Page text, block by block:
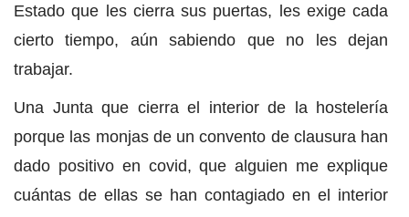
Estado que les cierra sus puertas, les exige cada
cierto tiempo, aún sabiendo que no les dejan
trabajar.
Una Junta que cierra el interior de la hostelería
porque las monjas de un convento de clausura han
dado positivo en covid, que alguien me explique
cuántas de ellas se han contagiado en el interior